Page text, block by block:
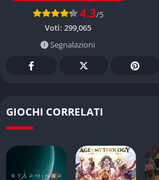
4.3/5
Voti: 299,065
Segnalazioni
GIOCHI CORRELATI